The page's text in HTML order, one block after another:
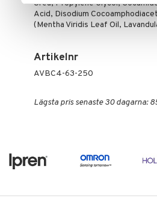
Urea, Propylene Glycol,
Acid, Disodium
(Mentha Viridis Leaf Oil,
Artikelnr
AVBC4-63-250
Lägsta pris senaste 30 dagarna: